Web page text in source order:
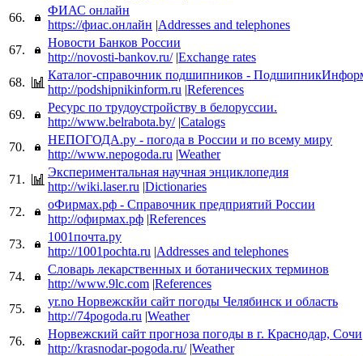
66.
ФИАС онлайн
https://фиас.онлайн |Addresses and telephones
67.
Новости Банков России
http://novosti-bankov.ru/ |Exchange rates
68.
Каталог-справочник подшипников -
http://podshipnikinform.ru |References
69.
Ресурс по трудоустройству в белоруссии.
http://www.belrabota.by/ |Catalogs
70.
НЕПОГОДА.ру - погода в России и по всему миру
http://www.nepogoda.ru |Weather
71.
Экспериментальная научная энциклопедия
http://wiki.laser.ru |Dictionaries
72.
оФирмах.рф - Справочник предприятий России
http://офирмах.рф |References
73.
1001почта.ру
http://1001pochta.ru |Addresses and telephones
74.
Словарь лекарственных и ботанических терминов
http://www.9lc.com |References
75.
yr.no Норвежскйи сайт погоды Челябинск и область
http://74pogoda.ru |Weather
76.
Норвежский сайт прогноза погоды в г. Краснодар, Сочи
http://krasnodar-pogoda.ru/ |Weather